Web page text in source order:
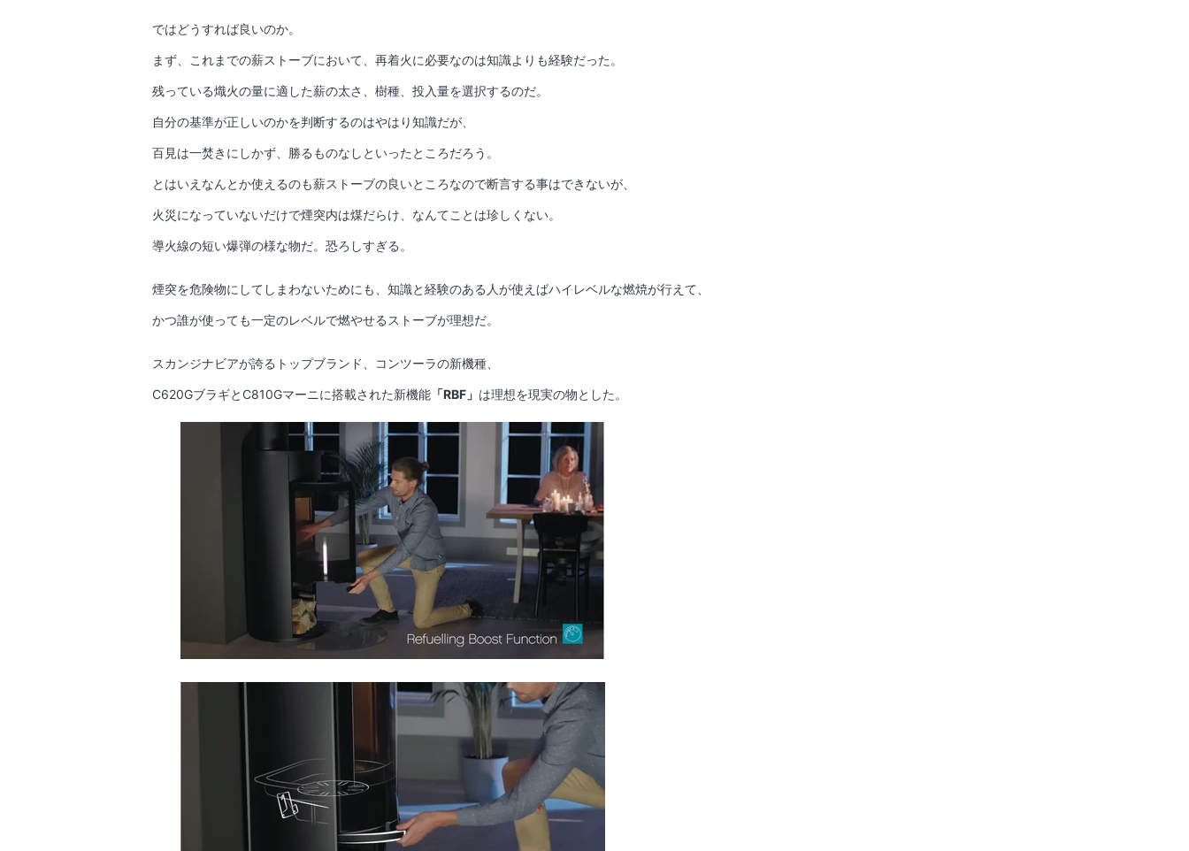
ではどうすれば良いのか。
まず、これまでの薪ストーブにおいて、再着火に必要なのは知識よりも経験だった。
残っている熾火の量に適した薪の太さ、樹種、投入量を選択するのだ。
自分の基準が正しいのかを判断するのはやはり知識だが、
百見は一焚きにしかず、勝るものなしといったところだろう。
とはいえなんとか使えるのも薪ストーブの良いところなので断言する事はできないが、
火災になっていないだけで煙突内は煤だらけ、なんてことは珍しくない。
導火線の短い爆弾の様な物だ。恐ろしすぎる。
煙突を危険物にしてしまわないためにも、知識と経験のある人が使えばハイレベルな燃焼が行えて、
かつ誰が使っても一定のレベルで燃やせるストーブが理想だ。
スカンジナビアが誇るトップブランド、コンツーラの新機種、
C620GブラギとC810Gマーニに搭載された新機能 「RBF」 は理想を現実の物とした。